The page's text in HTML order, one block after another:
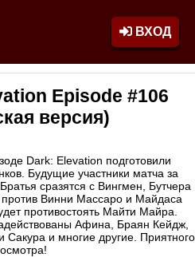
ВХОД
Episode #106
версия)
Dark: Elevation подготовили
Будущие участники матча за
сразятся с Вингмен, Бутчера
Винни Массаро и Майдаса
противостоять Майти Майра.
Афина, Браян Кейдж,
и многие другие. Приятного